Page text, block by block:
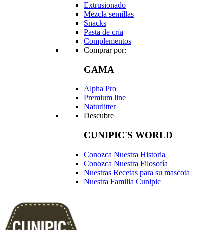
Extrusionado
Mezcla semillas
Snacks
Pasta de cría
Complementos
Comprar por:
GAMA
Alpha Pro
Premium line
Naturlitter
Descubre
CUNIPIC'S WORLD
Conozca Nuestra Historia
Conozca Nuestra Filosofía
Nuestras Recetas para su mascota
Nuestra Familia Cunipic